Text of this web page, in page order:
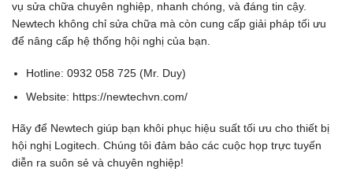
vụ sửa chữa chuyên nghiệp, nhanh chóng, và đáng tin cậy.
Newtech không chỉ sửa chữa mà còn cung cấp giải pháp tối ưu
để nâng cấp hệ thống hội nghị của bạn.
Hotline: 0932 058 725 (Mr. Duy)
Website: https://newtechvn.com/
Hãy để Newtech giúp bạn khôi phục hiệu suất tối ưu cho thiết bị
hội nghị Logitech. Chúng tôi đảm bảo các cuộc họp trực tuyến
diễn ra suôn sẻ và chuyên nghiệp!